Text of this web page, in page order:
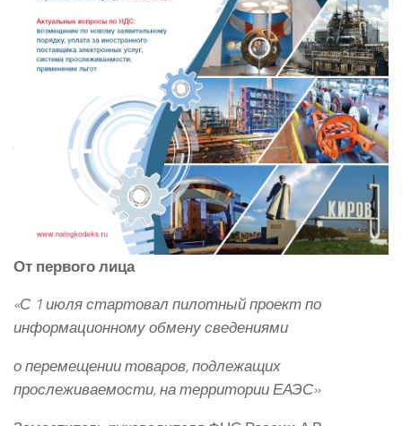
От первого лица
«С 1 июля стартовал пилотный проект по
информационному обмену сведениями
о перемещении товаров, подлежащих
прослеживаемости, на территории ЕАЭС»